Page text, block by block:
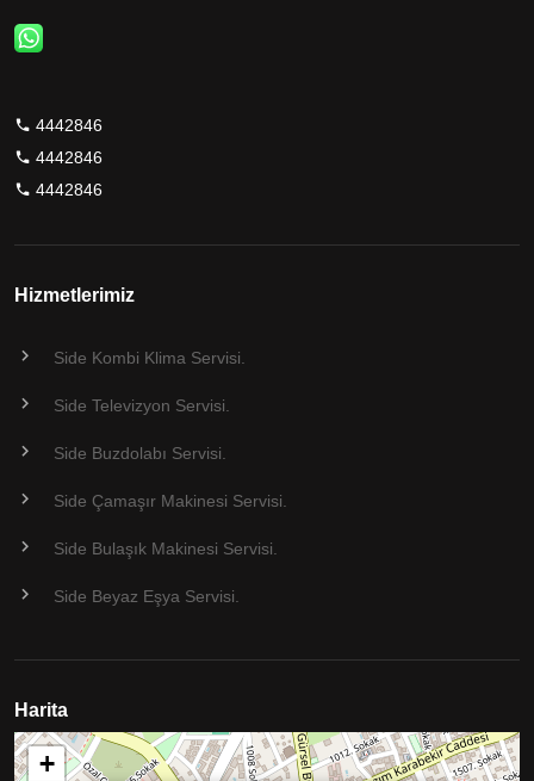
4442846
4442846
4442846
Hizmetlerimiz
Side Kombi Klima Servisi.
Side Televizyon Servisi.
Side Buzdolabı Servisi.
Side Çamaşır Makinesi Servisi.
Side Bulaşık Makinesi Servisi.
Side Beyaz Eşya Servisi.
Harita
+